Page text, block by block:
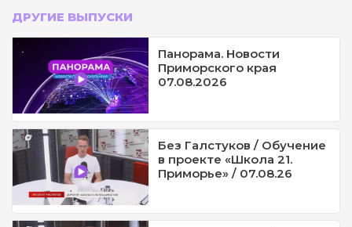
ДРУГИЕ ВЫПУСКИ
Панорама. Новости
Приморского края
07.08.2026
Без Галстуков / Обучение
в проекте «Школа 21.
Приморье» / 07.08.26